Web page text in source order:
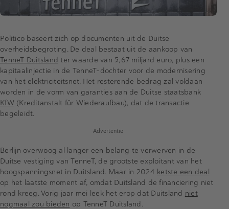
Politico baseert zich op documenten uit de Duitse
overheidsbegroting. De deal bestaat uit de aankoop van
TenneT Duitsland ter waarde van 5,67 miljard euro, plus een
kapitaalinjectie in de TenneT-dochter voor de modernisering
van het elektriciteitsnet. Het resterende bedrag zal voldaan
worden in de vorm van garanties aan de Duitse staatsbank
KfW (Kreditanstalt für Wiederaufbau), dat de transactie
begeleidt.
Advertentie
Berlijn overwoog al langer een belang te verwerven in de
Duitse vestiging van TenneT, de grootste exploitant van het
hoogspanningsnet in Duitsland. Maar in 2024 ketste een deal
op het laatste moment af, omdat Duitsland de financiering niet
rond kreeg. Vorig jaar mei leek het erop dat Duitsland niet
nogmaal zou bieden op TenneT Duitsland.